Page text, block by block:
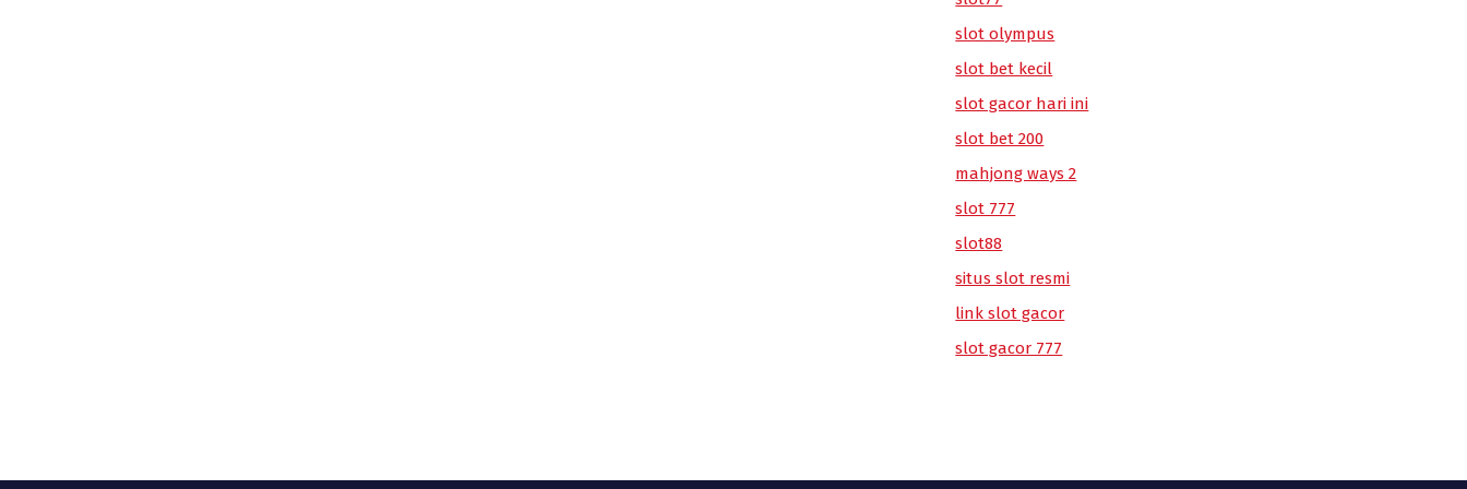
slot olympus
slot bet kecil
slot gacor hari ini
slot bet 200
mahjong ways 2
slot 777
slot88
situs slot resmi
link slot gacor
slot gacor 777